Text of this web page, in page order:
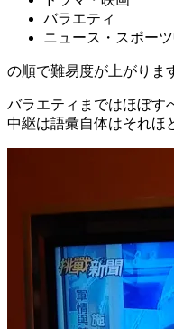
バラエティ
ニュース・スポー
の順で難易度が上がりま
バラエティまではほぼす
中継は語彙自体はそれほ